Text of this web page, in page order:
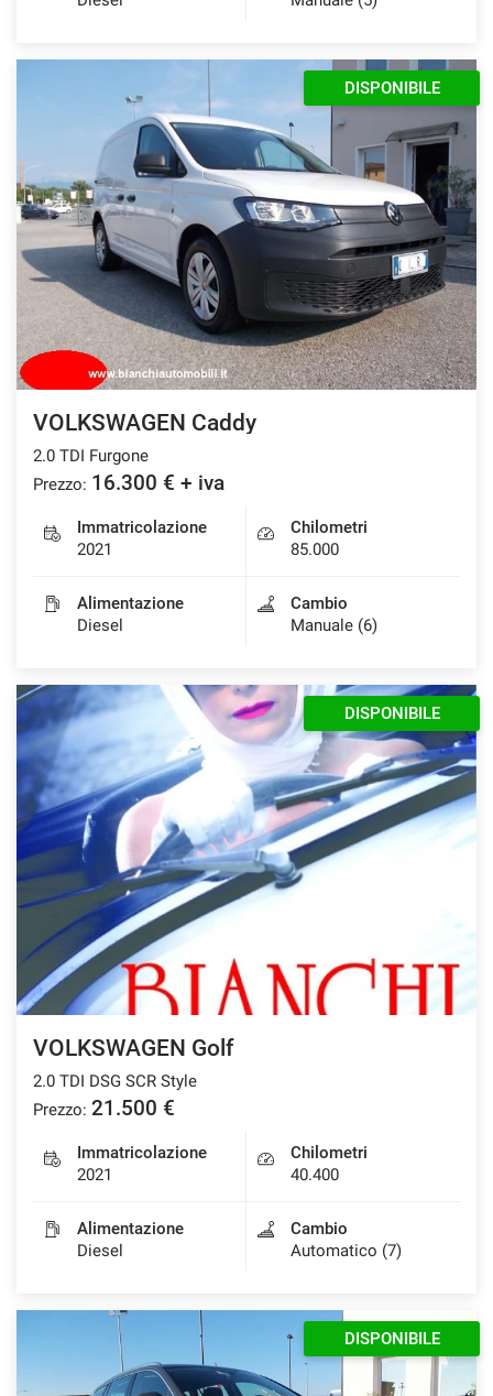
DISPONIBILE
VOLKSWAGEN Caddy
2.0 TDI Furgone
Prezzo: 16.300 € + iva
Immatricolazione
2021
Chilometri
85.000
Alimentazione
Diesel
Cambio
Manuale (6)
DISPONIBILE
VOLKSWAGEN Golf
2.0 TDI DSG SCR Style
Prezzo: 21.500 €
Immatricolazione
2021
Chilometri
40.400
Alimentazione
Diesel
Cambio
Automatico (7)
DISPONIBILE